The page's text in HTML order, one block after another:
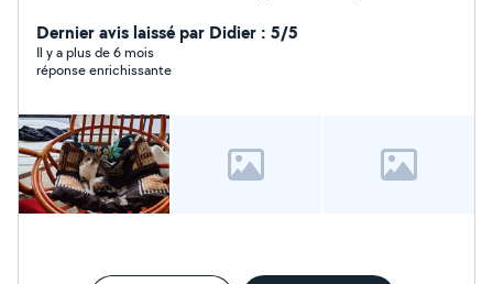
compagnie, jeux de mémoire ou autres, aide
administrative ou multimédia, petits travaux de
jardinage, garde ou sorties d'animaux,...) Je possède le
de capacité pour les animaux domestiques passé en
septembre 2022.
Dernier avis laissé par Didier : 5/5
Il y a plus de 6 mois
réponse enrichissante